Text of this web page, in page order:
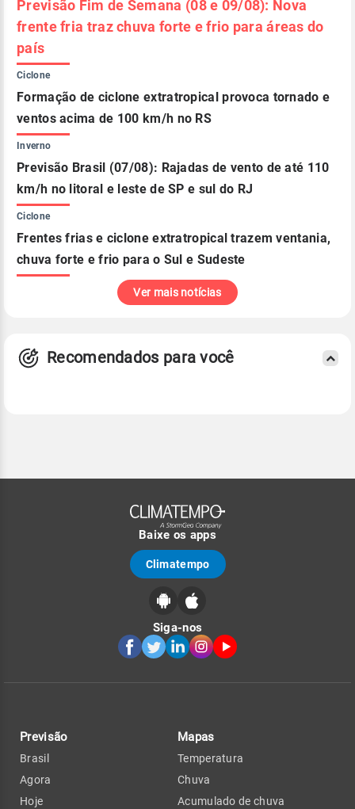
Previsão Fim de Semana (08 e 09/08): Nova
frente fria traz chuva forte e frio para áreas do
país
Ciclone
Formação de ciclone extratropical provoca tornado e
ventos acima de 100 km/h no RS
Inverno
Previsão Brasil (07/08): Rajadas de vento de até 110
km/h no litoral e leste de SP e sul do RJ
Ciclone
Frentes frias e ciclone extratropical trazem ventania,
chuva forte e frio para o Sul e Sudeste
Ver mais notícias
Recomendados para você
Baixe os apps
Climatempo
Siga-nos
Previsão
Brasil
Agora
Hoje
Mapas
Temperatura
Chuva
Acumulado de chuva